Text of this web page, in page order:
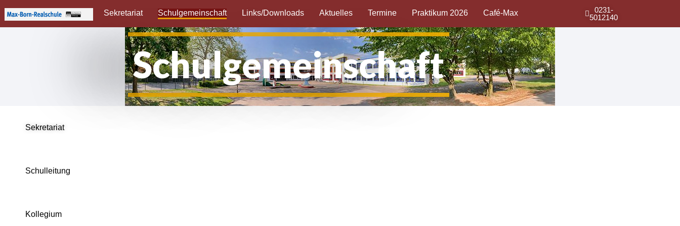
Sekretariat Schulgemeinschaft Links/Downloads Aktuelles Termine Praktikum 2026 Café-Max
0231-
5012140
Schulgemeinschaft
Sekretariat
Schulleitung
Kollegium